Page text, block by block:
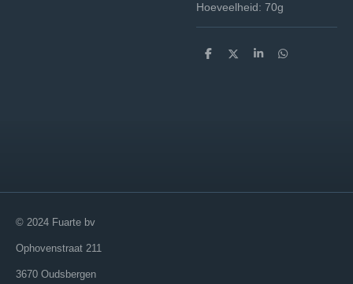
Hoeveelheid: 70g
D
D
S
D
© 2024 Fuarte bv
Ophovenstraat 211
3670 Oudsbergen